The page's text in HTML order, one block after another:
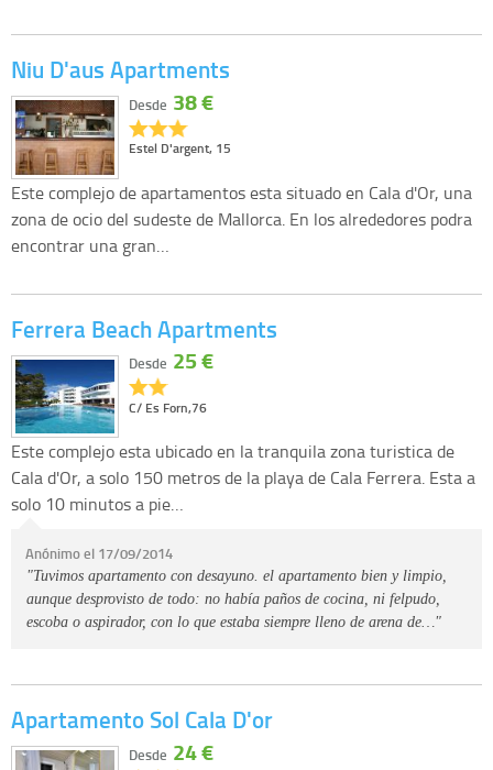
Niu D'aus Apartments
Estel D'argent, 15
Desde 38 €
Este complejo de apartamentos esta situado en Cala d'Or, una
zona de ocio del sudeste de Mallorca. En los alrededores podra
encontrar una gran…
Ferrera Beach Apartments
C/ Es Forn,76
Desde 25 €
Este complejo esta ubicado en la tranquila zona turistica de
Cala d'Or, a solo 150 metros de la playa de Cala Ferrera. Esta a
solo 10 minutos a pie…
Anónimo el 17/09/2014
"Tuvimos apartamento con desayuno. el apartamento bien y limpio,
aunque desprovisto de todo: no había paños de cocina, ni felpudo,
escoba o aspirador, con lo que estaba siempre lleno de arena de…"
Apartamento Sol Cala D'or
Desde 24 €